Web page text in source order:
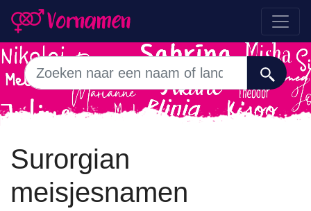
Surorgian
meisjesnamen